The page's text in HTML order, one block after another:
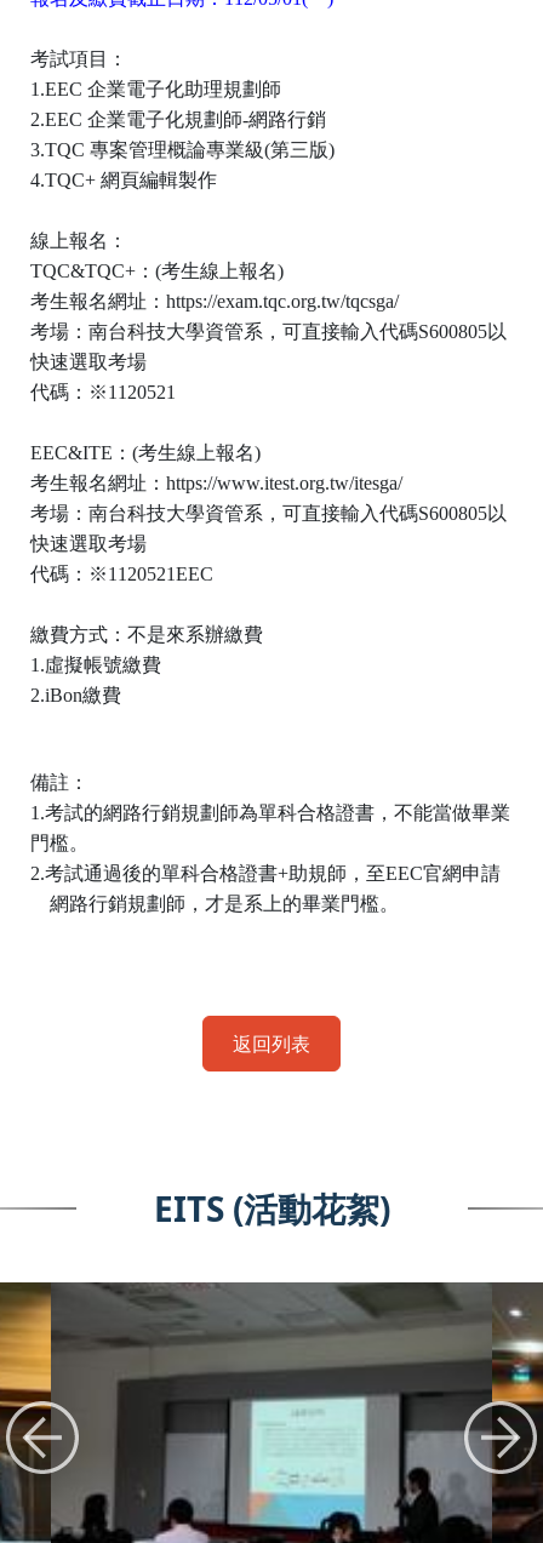
考試項目：
1.EEC 企業電子化助理規劃師
2.EEC 企業電子化規劃師-網路行銷
3.TQC 專案管理概論專業級(第三版)
4.TQC+ 網頁編輯製作
線上報名：
TQC&TQC+ ： (考生線上報名)
考生報名網址： https://exam.tqc.org.tw/tqcsga/
考場：南台科技大學資管系，可直接輸入代碼S600805以
快速選取考場
代碼：※1120521
EEC&ITE ： (考生線上報名)
考生報名網址： https://www.itest.org.tw/itesga/
考場：南台科技大學資管系，可直接輸入代碼S600805以
快速選取考場
代碼：※1120521EEC
繳費方式：不是來系辦繳費
1.虛擬帳號繳費
2.iBon繳費
備註：
1.考試的網路行銷規劃師為單科合格證書，不能當做畢業
門檻。
2.考試通過後的單科合格證書+助規師，至EEC官網申請
網路行銷規劃師，才是系上的畢業門檻。
返回列表
EITS (活動花絮)